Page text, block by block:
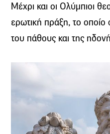
Μέχρι και οι Ολύμπιοι
ερωτική πράξη, το
του πάθους και της